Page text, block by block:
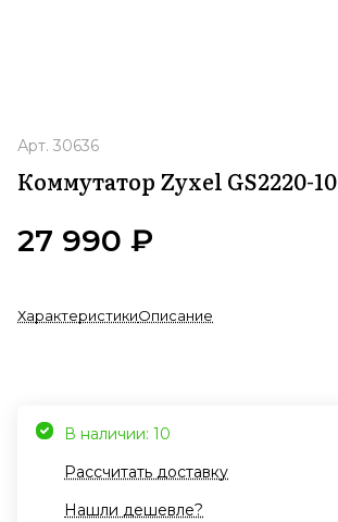
Арт. 30636
Коммутатор Zyxel GS2220-10
27 990 ₽
ХарактеристикиОписание
В наличии: 10
Рассчитать доставку
Нашли дешевле?